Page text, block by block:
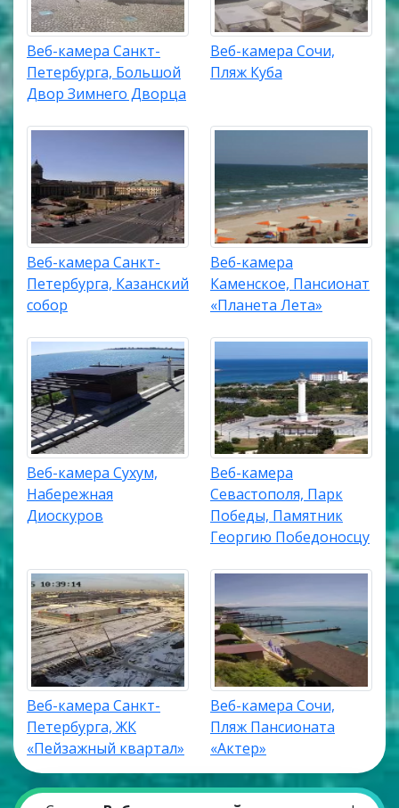
Веб-камера Санкт-
Петербурга, Большой
Двор Зимнего Дворца
Веб-камера Сочи,
Пляж Куба
Веб-камера Санкт-
Петербурга, Казанский
собор
Веб-камера
Каменское, Пансионат
«Планета Лета»
Веб-камера Сухум,
Набережная
Диоскуров
Веб-камера
Севастополя, Парк
Победы, Памятник
Георгию Победоносцу
Веб-камера Санкт-
Петербурга, ЖК
«Пейзажный квартал»
Веб-камера Сочи,
Пляж Пансионата
«Актер»